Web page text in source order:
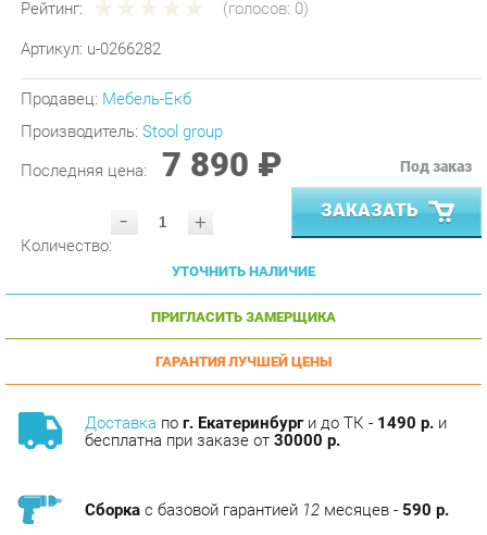
Артикул: u-0266282
Продавец: Мебель-Екб
Производитель:
Stool group
Последняя цена: 7 890 ₽
- +
ЗАКАЗАТЬ
УТОЧНИТЬ НАЛИЧИЕ
ПРИГЛАСИТЬ ЗАМЕРЩИКА
ГАРАНТИЯ ЛУЧШЕЙ ЦЕНЫ
по г. Екатеринбурги до ТК -
бесплатна при заказе от30000 р.
с базовой гарантией месяцев -
Подъём на этаж - 200 р.
Без лифта - 3 рубля за кг.